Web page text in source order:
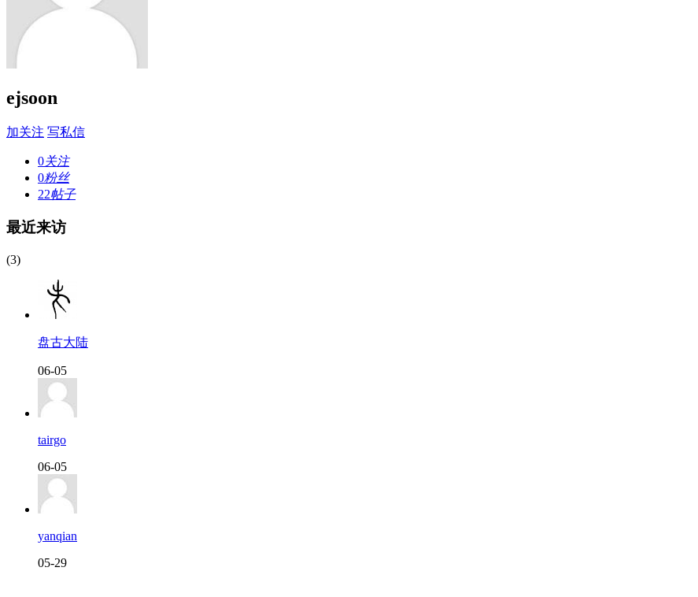
ejsoon
加关注 写私信
0关注
0粉丝
22帖子
最近来访
(3)
盘古大陆
06-05
tairgo
06-05
yanqian
05-29